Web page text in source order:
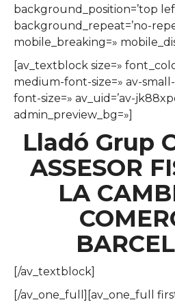
background_position=’top
background_repeat=’no-
mobile_breaking=»
[av_textblock size=»
medium-font-size=» av-
font-size=» av_uid=’av-
admin_preview_bg=»]
Lladó Grup
ASSESOR
LA
[/av_textblock]
[/av_one_full][av_one_full